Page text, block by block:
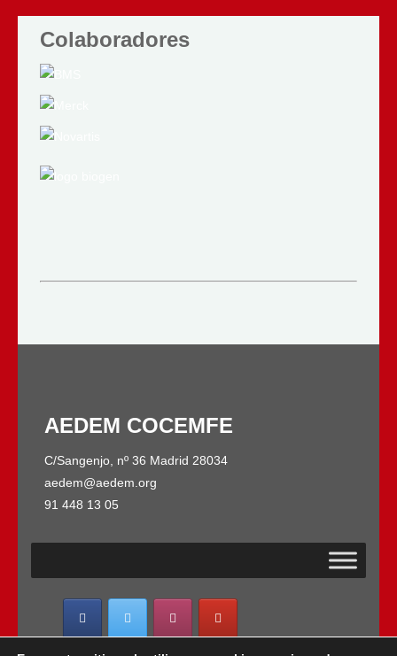
Colaboradores
AEDEM COCEMFE
C/Sangenjo, nº 36 Madrid 28034
aedem@aedem.org
91 448 13 05